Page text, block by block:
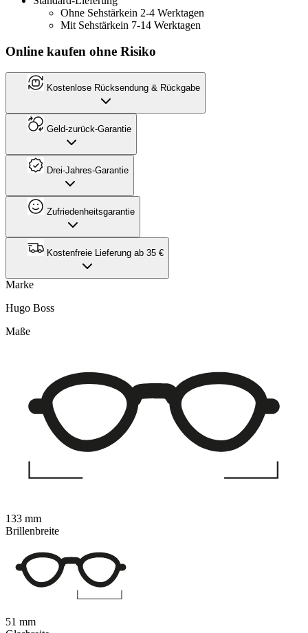
Ohne Sehstärkein 2-4 Werktagen
Mit Sehstärkein 7-14 Werktagen
Online kaufen ohne Risiko
Kostenlose Rücksendung & Rückgabe
Geld-zurück-Garantie
Drei-Jahres-Garantie
Zufriedenheitsgarantie
Kostenfreie Lieferung ab 35 €
Marke
Hugo Boss
Maße
133 mm
Brillenbreite
51 mm